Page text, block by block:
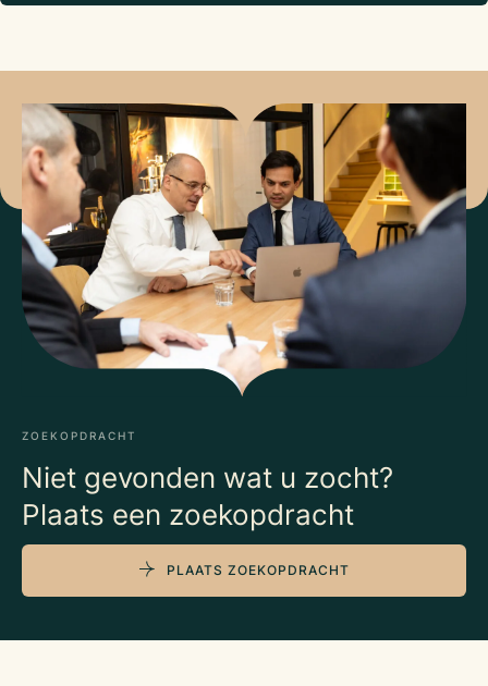
ZOEKOPDRACHT
Niet gevonden wat u zocht?
Plaats een zoekopdracht
PLAATS ZOEKOPDRACHT